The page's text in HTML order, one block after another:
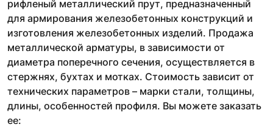
рифленый металлический прут, предназначенный
для армирования железобетонных конструкций и
изготовления железобетонных изделий. Продажа
металлической арматуры, в зависимости от
диаметра поперечного сечения, осуществляется в
стержнях, бухтах и мотках. Стоимость зависит от
технических параметров – марки стали, толщины,
длины, особенностей профиля. Вы можете заказать
ее: